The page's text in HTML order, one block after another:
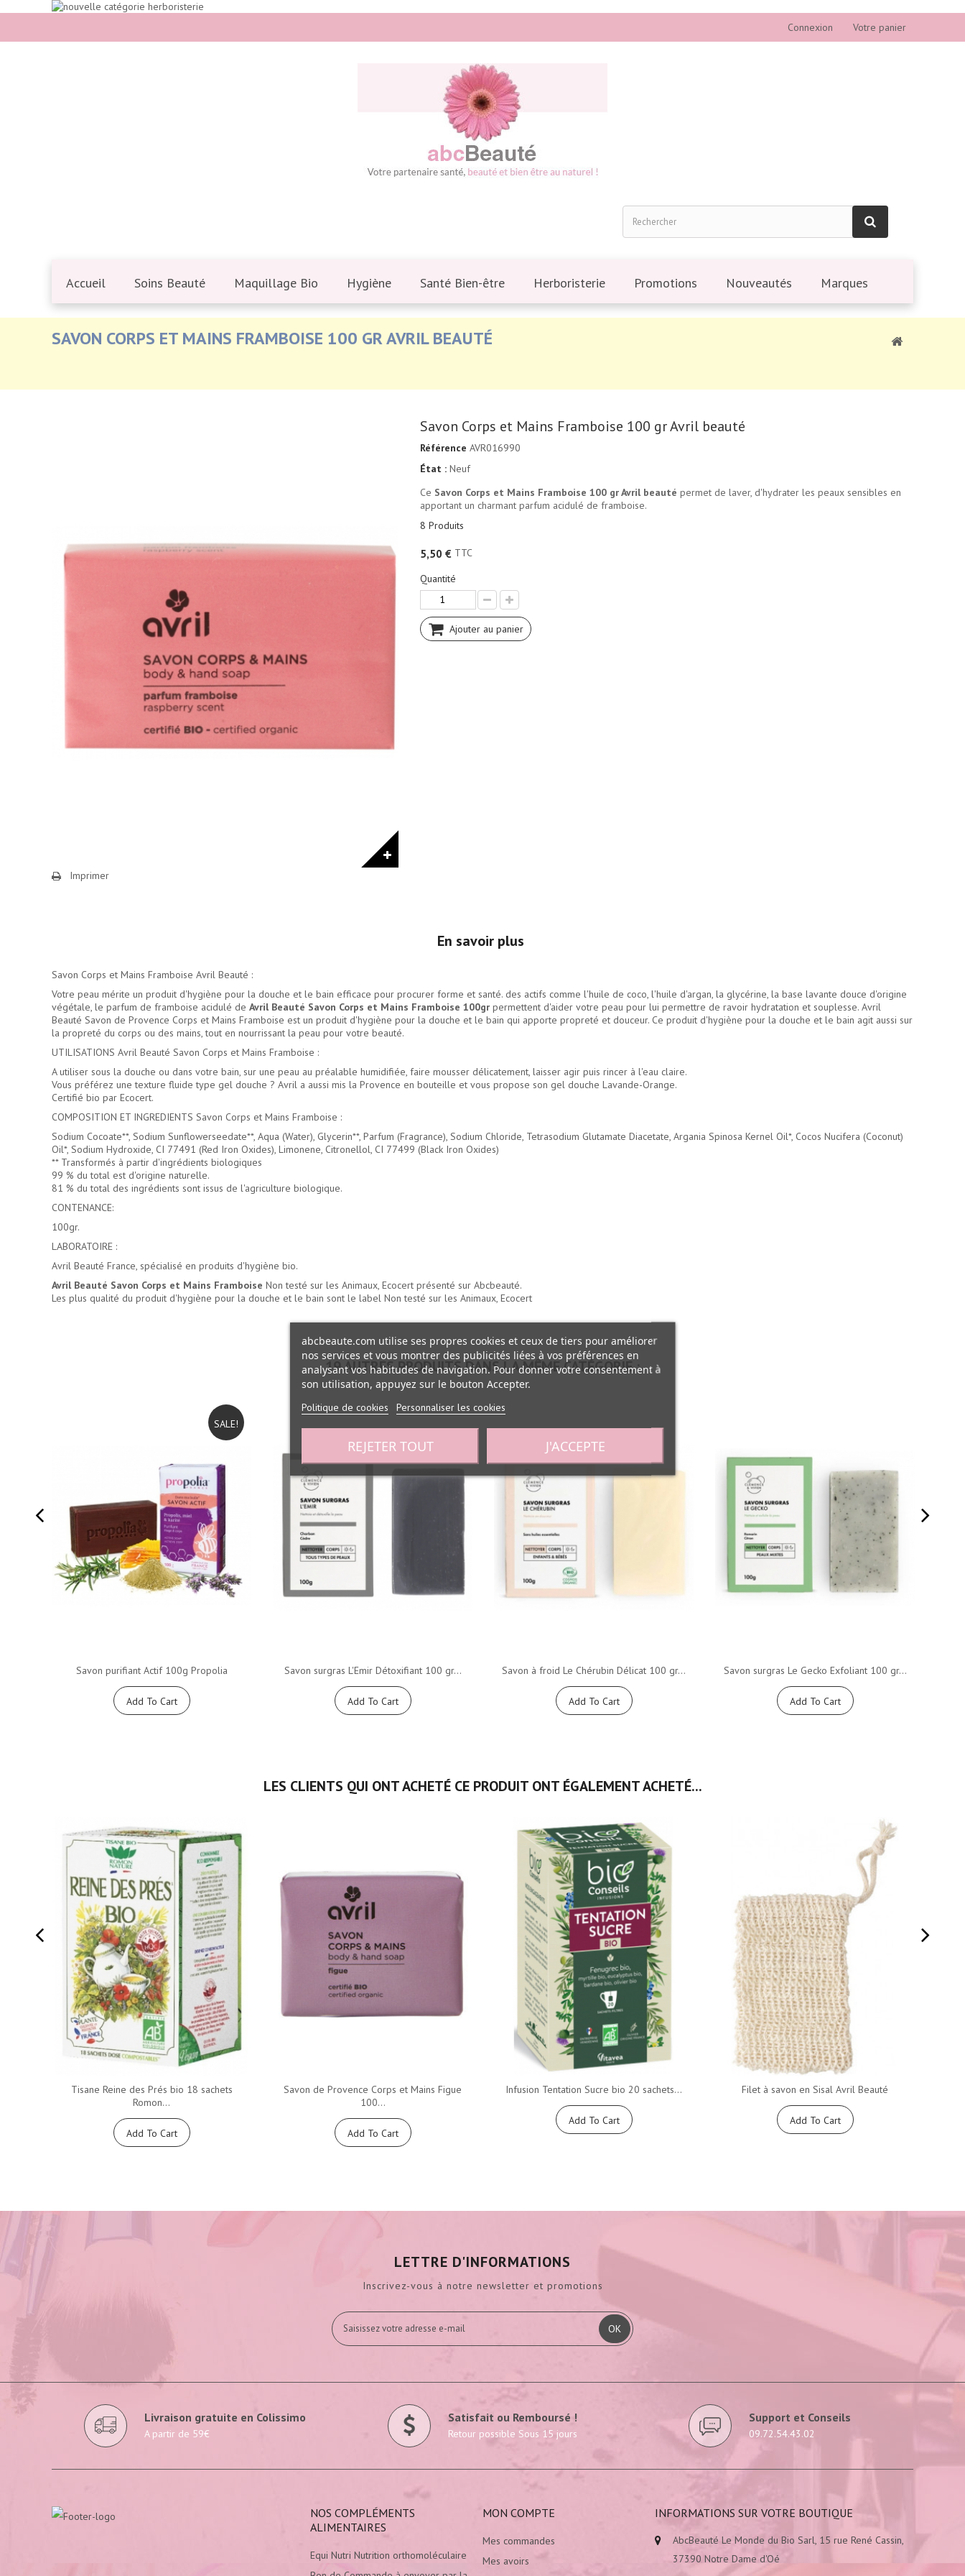
Connexion Votre panier
Accueil Soins Beauté Maquillage Bio Hygiène Santé Bien-être Herboristerie Promotions Nouveautés Marques
SAVON CORPS ET MAINS FRAMBOISE 100 GR AVRIL BEAUTÉ
Imprimer
Savon Corps et Mains Framboise 100 gr Avril beauté
Référence AVR016990
État : Neuf
Ce Savon Corps et Mains Framboise 100 gr Avril beauté permet de laver, d'hydrater les peaux sensibles en
apportant un charmant parfum acidulé de framboise.
8 Produits
5,50 € TTC
Quantité
Ajouter au panier
En savoir plus
Savon Corps et Mains Framboise Avril Beauté :
Votre peau mérite un produit d'hygiène pour la douche et le bain efficace pour procurer forme et santé. des actifs comme l'huile de coco, l'huile d'argan, la glycérine, la base lavante douce d'origine
végétale, le parfum de framboise acidulé de Avril Beauté Savon Corps et Mains Framboise 100gr permettent d'aider votre peau pour lui permettre de ravoir hydratation et souplesse. Avril
Beauté Savon de Provence Corps et Mains Framboise est un produit d'hygiène pour la douche et le bain qui apporte propreté et douceur. Ce produit d'hygiène pour la douche et le bain agit aussi sur
la propreté du corps ou des mains, tout en nourrissant la peau pour votre beauté.
UTILISATIONS Avril Beauté Savon Corps et Mains Framboise :
A utiliser sous la douche ou dans votre bain, sur une peau au préalable humidifiée, faire mousser délicatement, laisser agir puis rincer à l'eau claire.
Vous préférez une texture fluide type gel douche ? Avril a aussi mis la Provence en bouteille et vous propose son gel douche Lavande-Orange.
Certifié bio par Ecocert.
COMPOSITION ET INGREDIENTS Savon Corps et Mains Framboise :
Sodium Cocoate**, Sodium Sunflowerseedate**, Aqua (Water), Glycerin**, Parfum (Fragrance), Sodium Chloride, Tetrasodium Glutamate Diacetate, Argania Spinosa Kernel Oil*, Cocos Nucifera (Coconut)
Oil*, Sodium Hydroxide, CI 77491 (Red Iron Oxides), Limonene, Citronellol, CI 77499 (Black Iron Oxides)
** Transformés à partir d'ingrédients biologiques
99 % du total est d'origine naturelle.
81 % du total des ingrédients sont issus de l'agriculture biologique.
CONTENANCE:
100gr.
LABORATOIRE :
Avril Beauté France, spécialisé en produits d'hygiène bio.
Avril Beauté Savon Corps et Mains Framboise Non testé sur les Animaux, Ecocert présenté sur Abcbeauté.
Les plus qualité du produit d'hygiène pour la douche et le bain sont le label Non testé sur les Animaux, Ecocert
19 AUTRES PRODUITS DANS LA MÊME CATÉGORIE :
SALE!
Savon purifiant Actif 100g Propolia
Add To Cart
Savon surgras L'Emir Détoxifiant 100 gr...
Add To Cart
Savon à froid Le Chérubin Délicat 100 gr...
Add To Cart
Savon surgras Le Gecko Exfoliant 100 gr...
Add To Cart
LES CLIENTS QUI ONT ACHETÉ CE PRODUIT ONT ÉGALEMENT ACHETÉ...
Tisane Reine des Prés bio 18 sachets
Romon...
Add To Cart
Savon de Provence Corps et Mains Figue
100...
Add To Cart
Infusion Tentation Sucre bio 20 sachets...
Add To Cart
Filet à savon en Sisal Avril Beauté
Add To Cart
LETTRE D'INFORMATIONS
Inscrivez-vous à notre newsletter et promotions
OK
Livraison gratuite en Colissimo
A partir de 59€
Satisfait ou Remboursé !
Retour possible Sous 15 jours
Support et Conseils
09.72.54.43.02
NOS COMPLÉMENTS
ALIMENTAIRES
Equi Nutri Nutrition orthomoléculaire
MON COMPTE
Mes commandes
Mes avoirs
INFORMATIONS SUR VOTRE BOUTIQUE
AbcBeauté Le Monde du Bio Sarl, 15 rue René Cassin,
37390 Notre Dame d'Oé
abcbeaute.com utilise ses propres cookies et ceux de tiers pour améliorer
nos services et vous montrer des publicités liées à vos préférences en
analysant vos habitudes de navigation. Pour donner votre consentement à
son utilisation, appuyez sur le bouton Accepter.
Politique de cookies Personnaliser les cookies
REJETER TOUT J'ACCEPTE